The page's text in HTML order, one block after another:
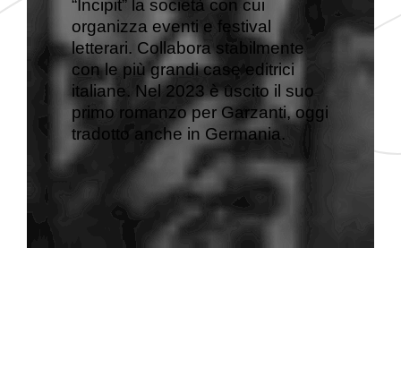
“Incipit” la società con cui
organizza eventi e festival
letterari. Collabora stabilmente
con le più grandi case editrici
italiane. Nel 2023 è uscito il suo
primo romanzo per Garzanti, oggi
tradotto anche in Germania.